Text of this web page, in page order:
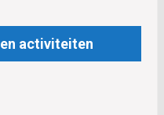
activiteiten